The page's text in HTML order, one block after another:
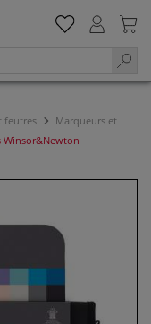
feutres
Marqueurs et
Winsor&Newton